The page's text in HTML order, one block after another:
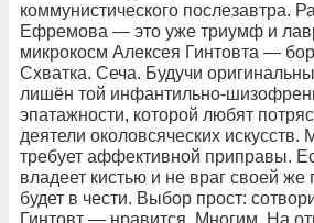
коммунистического послезавтра.
Ефремова — это уже триумф и
микрокосм Алексея Гинтовта —
Схватка. Сеча. Будучи
лишён той инфантильно-
эпатажности, которой любят
деятели околовсяческих искусств.
требует аффективной приправы.
владеет кистью и не враг своей же
будет в чести. Выбор прост: